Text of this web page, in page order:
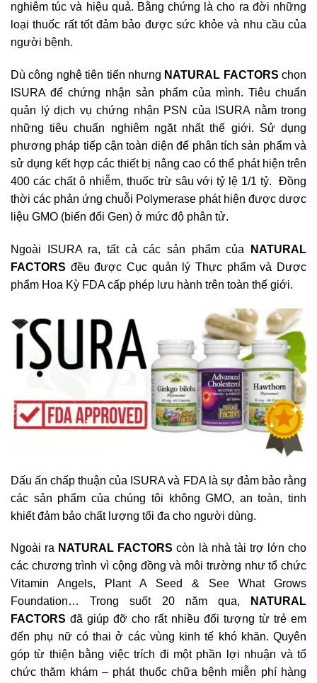
nghiêm túc và hiệu quả. Bằng chứng là cho ra đời những
loại thuốc rất tốt đảm bảo được sức khỏe và nhu cầu của
người bệnh.
Dù công nghệ tiên tiến nhưng NATURAL FACTORS chọn
ISURA để chứng nhận sản phẩm của mình. Tiêu chuẩn
quản lý dịch vụ chứng nhận PSN của ISURA nằm trong
những tiêu chuẩn nghiêm ngặt nhất thế giới. Sử dụng
phương pháp tiếp cận toàn diện để phân tích sản phẩm và
sử dụng kết hợp các thiết bị nâng cao có thể phát hiện trên
400 các chất ô nhiễm, thuốc trừ sâu với tỷ lệ 1/1 tỷ. Đồng
thời các phản ứng chuỗi Polymerase phát hiện được dược
liệu GMO (biến đổi Gen) ở mức độ phân tử.
Ngoài ISURA ra, tất cả các sản phẩm của
NATURAL
FACTORS đều được Cục quản lý Thực phẩm và Dược
phẩm Hoa Kỳ FDA cấp phép lưu hành trên toàn thế giới.
Dấu ấn chấp thuận của ISURA và FDA là sự đảm bảo rằng
các sản phẩm của chúng tôi không GMO, an toàn, tinh
khiết đảm bảo chất lượng tối đa cho người dùng.
Ngoài ra NATURAL FACTORS còn là nhà tài trợ lớn cho
các chương trình vì cộng đồng và môi trường như tổ chức
Vitamin Angels, Plant A Seed & See What Grows
Foundation… Trong suốt 20 năm qua,
NATURAL
FACTORS đã giúp đỡ cho rất nhiều đối tượng từ trẻ em
đến phụ nữ có thai ở các vùng kinh tế khó khăn. Quyên
góp từ thiện bằng việc trích đi một phần lợi nhuận và tổ
chức thăm khám – phát thuốc chữa bệnh miễn phí hàng